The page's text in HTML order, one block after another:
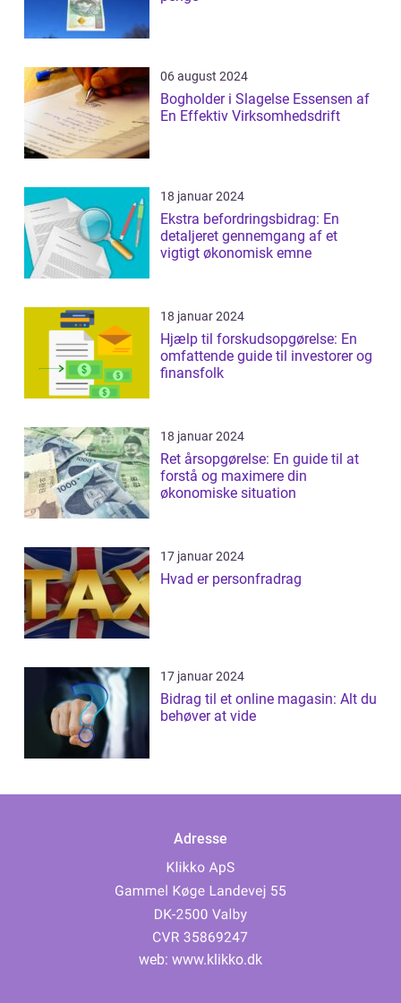
06 august 2024
Bogholder i Slagelse Essensen af
En Effektiv Virksomhedsdrift
18 januar 2024
Ekstra befordringsbidrag: En
detaljeret gennemgang af et
vigtigt økonomisk emne
18 januar 2024
Hjælp til forskudsopgørelse: En
omfattende guide til investorer og
finansfolk
18 januar 2024
Ret årsopgørelse: En guide til at
forstå og maximere din
økonomiske situation
17 januar 2024
Hvad er personfradrag
17 januar 2024
Bidrag til et online magasin: Alt du
behøver at vide
Adresse
web: www.klikko.dk